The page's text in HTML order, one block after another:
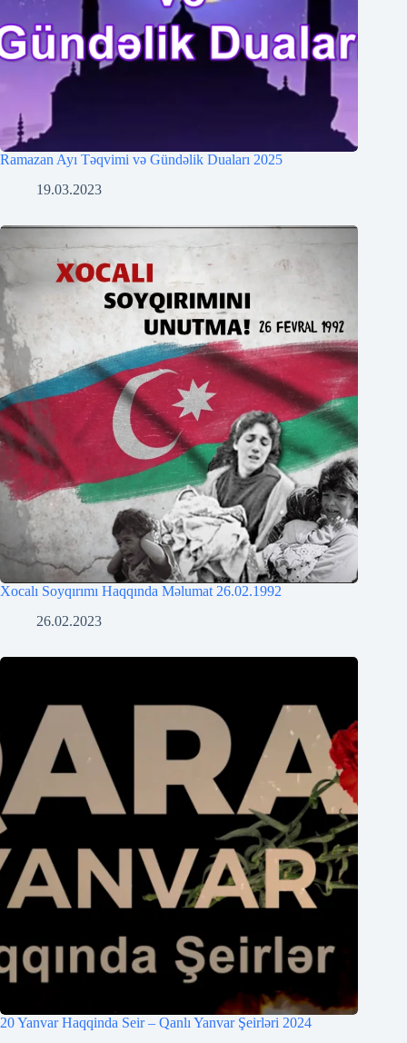
Ramazan Ayı Təqvimi və Gündəlik Duaları 2025
19.03.2023
Xocalı Soyqırımı Haqqında Məlumat 26.02.1992
26.02.2023
20 Yanvar Haqqinda Seir – Qanlı Yanvar Şeirləri 2024